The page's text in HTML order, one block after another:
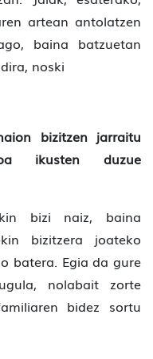
artean antolatzen
baina batzuetan
noski
bizitzen jarraitu
ikusten duzue
bizi naiz, baina
bizitzera joateko
batera. Egia da gure
nolabait zorte
bidez sortu